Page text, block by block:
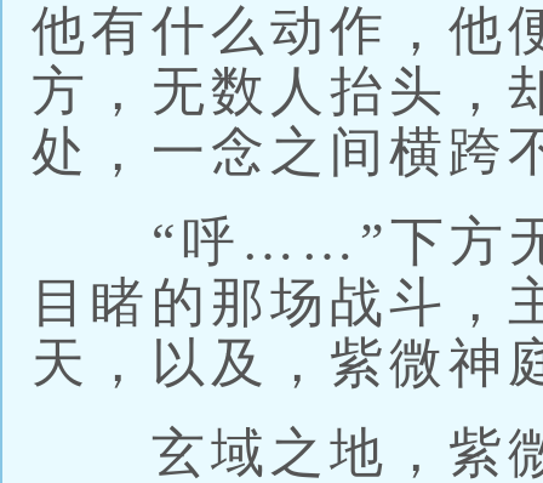
他有什么动作，他
方，无数人抬头，
处，一念之间横跨
“呼……”下方无
目睹的那场战斗，
天，以及，紫微神
玄域之地，紫微